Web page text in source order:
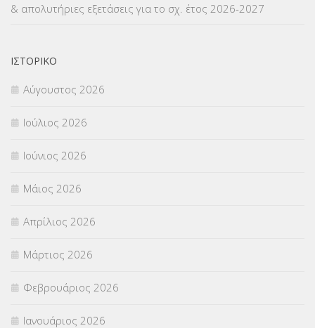
& απολυτήριες εξετάσεις για το σχ. έτος 2026-2027
ΙΣΤΟΡΙΚΌ
Αύγουστος 2026
Ιούλιος 2026
Ιούνιος 2026
Μάιος 2026
Απρίλιος 2026
Μάρτιος 2026
Φεβρουάριος 2026
Ιανουάριος 2026